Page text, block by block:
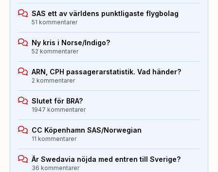
SAS ett av världens punktligaste flygbolag
51 kommentarer
Ny kris i Norse/Indigo?
52 kommentarer
ARN, CPH passagerarstatistik. Vad händer?
2 kommentarer
Slutet för BRA?
1947 kommentarer
CC Köpenhamn SAS/Norwegian
11 kommentarer
Är Swedavia nöjda med entren till Sverige?
36 kommentarer